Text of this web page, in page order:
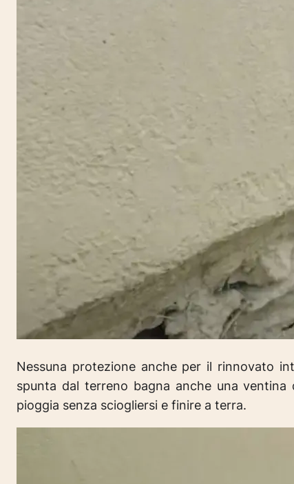
Nessuna protezione anche per il rinnovato
spunta dal terreno bagna anche una
pioggia senza sciogliersi e finire a terra.